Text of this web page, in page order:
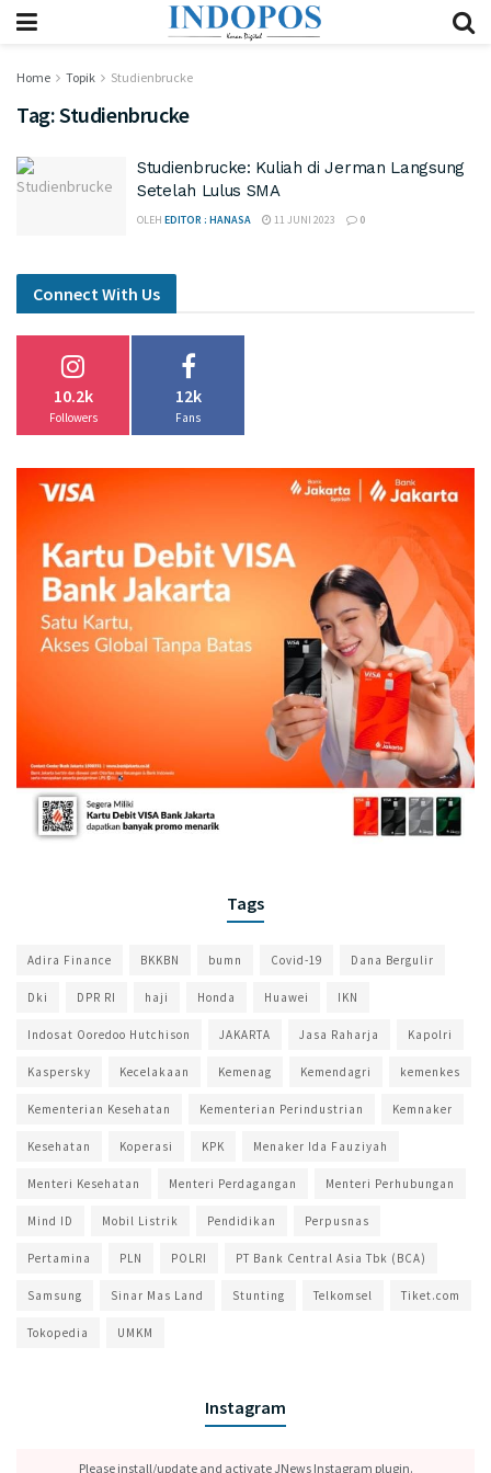
Home Topik Studienbrucke
Tag:Studienbrucke
Studienbrucke: Kuliah di Jerman Langsung
Setelah Lulus SMA
OLEH EDITOR : HANASA 11 JUNI 2023 0
Connect With Us
10.2k
Followers
12k
Fans
Tags
Adira Finance BKKBN bumn Covid-19 Dana Bergulir
Dki DPR RI haji Honda Huawei IKN
Indosat Ooredoo Hutchison JAKARTA Jasa Raharja Kapolri
Kaspersky Kecelakaan Kemenag Kemendagri kemenkes
Kementerian Kesehatan Kementerian Perindustrian Kemnaker
Kesehatan Koperasi KPK Menaker Ida Fauziyah
Menteri Kesehatan Menteri Perdagangan Menteri Perhubungan
Mind ID Mobil Listrik Pendidikan Perpusnas
Pertamina PLN POLRI PT Bank Central Asia Tbk (BCA)
Samsung Sinar Mas Land Stunting Telkomsel Tiket.com
Tokopedia UMKM
Instagram
Please install/update and activate JNews Instagram plugin.